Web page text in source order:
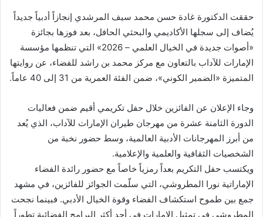
حققت الدكتورة غادة حسن محمد سيف المرشدي إنجازاً أدبياً جديداً
يُضاف إلى سجلها الأكاديمي والبحثي الحافل، بعد فوزها بجائزة
«أصوات جديدة في الخيال العلمي – 2026» التي تنظمها مؤسسة
الإمارات للآداب بالتعاون مع مركز محمد بن راشد للفضاء، عن روايتها
المتميزة «الضمير الكوني»، ضمن الفئة العمرية من 31 إلى 40 عاماً.
وجاء الإعلان عن الفائزين خلال حفل تكريمي أقيم ضمن فعاليات
الدورة الثامنة عشرة من مهرجان طيران الإمارات للآداب، الذي يُعد
من أبرز المهرجانات الأدبية العالمية، وسط حضور نخبة من
الشخصيات الثقافية والعلمية والإعلامية.
ويكتسب حفل التكريم بعداً رمزياً خاصاً مع حضور رائدة الفضاء
الإماراتية نورا المطروشي، التي سلّمت الجوائز للفائزين، في مشهد
جمع بين طموح استكشاف الفضاء وقوة الخيال الأدبي. فبينما نجحت
المطروشي في تمثيل الإمارات في أحد أكثر البرامج الفضائية تطوراً